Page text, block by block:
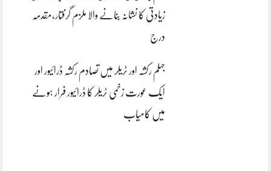
زیادتی کا نشانہ بنانے والا ملزم گرفتار،مقدمہ
درج
جہلم رکشہ اور ٹریلر میں تصادم رکشہ ڈرائیور اور
ایک عورت زخمی ٹریلر کا ڈرائیور فرار ہونے
میں کامیاب